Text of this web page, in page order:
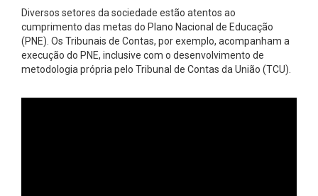
Diversos setores da sociedade estão atentos ao
cumprimento das metas do Plano Nacional de Educação
(PNE). Os Tribunais de Contas, por exemplo, acompanham a
execução do PNE, inclusive com o desenvolvimento de
metodologia própria pelo Tribunal de Contas da União (TCU).